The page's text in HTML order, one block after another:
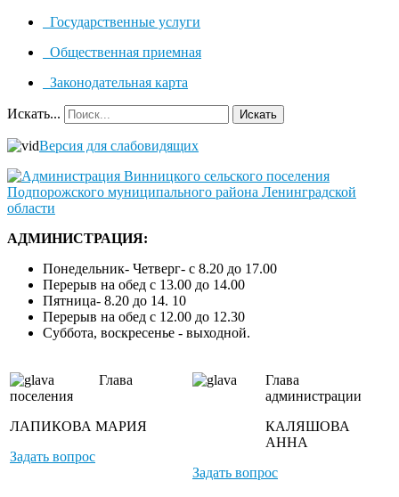
Государственные услуги
Общественная приемная
Законодательная карта
Искать... Искать
Версия для слабовидящих
АДМИНИСТРАЦИЯ:
Понедельник- Четверг- с 8.20 до 17.00
Перерыв на обед с 13.00 до 14.00
Пятница- 8.20 до 14. 10
Перерыв на обед с 12.00 до 12.30
Суббота, воскресенье - выходной.
Глава
поселения
ЛАПИКОВА МАРИЯ
Задать вопрос
Глава
администрации
КАЛЯШОВА
АННА
Задать вопрос